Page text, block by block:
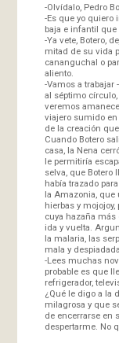
-Olvídalo, Pedro
-Es que yo quiero
baja e infantil que
-Ya vete, Botero,
mitad de su vida
cananguchal o
aliento.
-Vamos a trabajar
al séptimo
veremos
viajero sumido
de la creación
Cuando Botero
casa, la Nena
le permitiría
selva, que Botero
había trazado
la Amazonia, que
hierbas y
cuya hazaña
ida y vuelta.
la malaria, las
mala y despiadada.
-Lees muchas
probable es que
refrigerador,
¿Qué le digo a la
milagrosa y que
de encerrarse en
despertarme. No